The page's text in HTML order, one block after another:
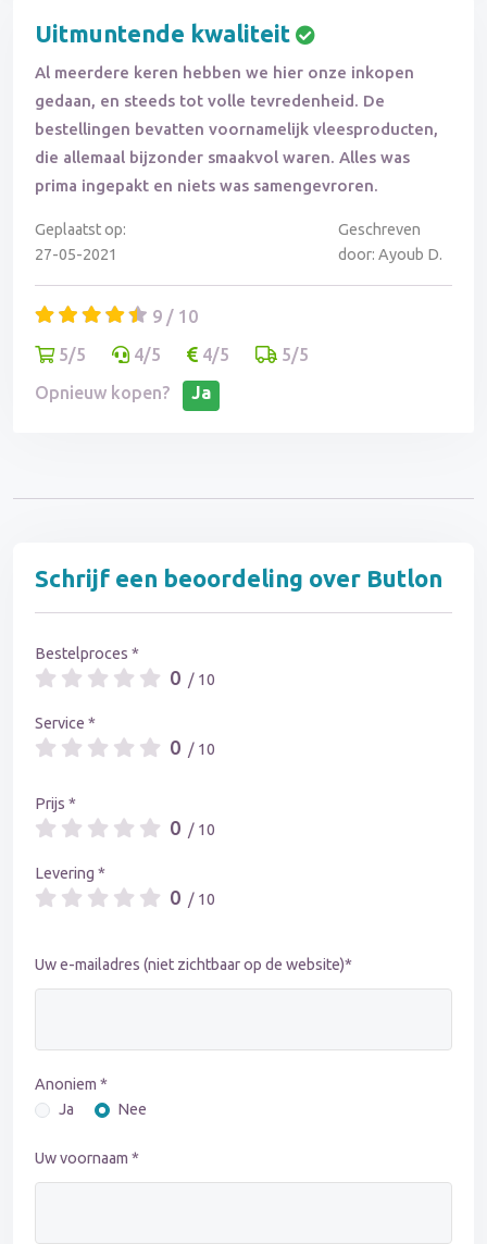
Uitmuntende kwaliteit
Al meerdere keren hebben we hier onze inkopen
gedaan, en steeds tot volle tevredenheid. De
bestellingen bevatten voornamelijk vleesproducten,
die allemaal bijzonder smaakvol waren. Alles was
prima ingepakt en niets was samengevroren.
Geplaatst op:
27-05-2021
Geschreven
door: Ayoub D.
9 / 10
5/5
4/5 4/5
5/5
Opnieuw kopen?
Ja
Schrijf een beoordeling over Butlon
Bestelproces *
0 / 10
Service *
0 / 10
Prijs *
0 / 10
Levering *
0 / 10
Uw e-mailadres (niet zichtbaar op de website)*
Anoniem *
Ja
Nee
Uw voornaam *